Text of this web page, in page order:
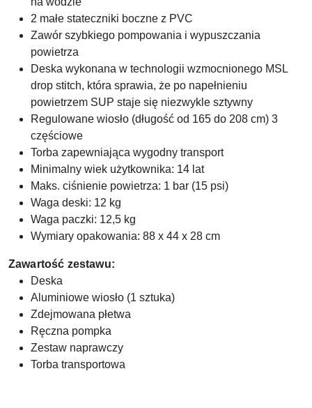
2 małe stateczniki boczne z PVC
Zawór szybkiego pompowania i wypuszczania
powietrza
Deska wykonana w technologii wzmocnionego MSL
drop stitch, która sprawia, że po napełnieniu
powietrzem SUP staje się niezwykle sztywny
Regulowane wiosło (długość od 165 do 208 cm) 3
częściowe
Torba zapewniająca wygodny transport
Minimalny wiek użytkownika: 14 lat
Maks. ciśnienie powietrza: 1 bar (15 psi)
Waga deski: 12 kg
Waga paczki: 12,5 kg
Wymiary opakowania: 88 x 44 x 28 cm
Zawartość zestawu:
Deska
Aluminiowe wiosło (1 sztuka)
Zdejmowana płetwa
Ręczna pompka
Zestaw naprawczy
Torba transportowa